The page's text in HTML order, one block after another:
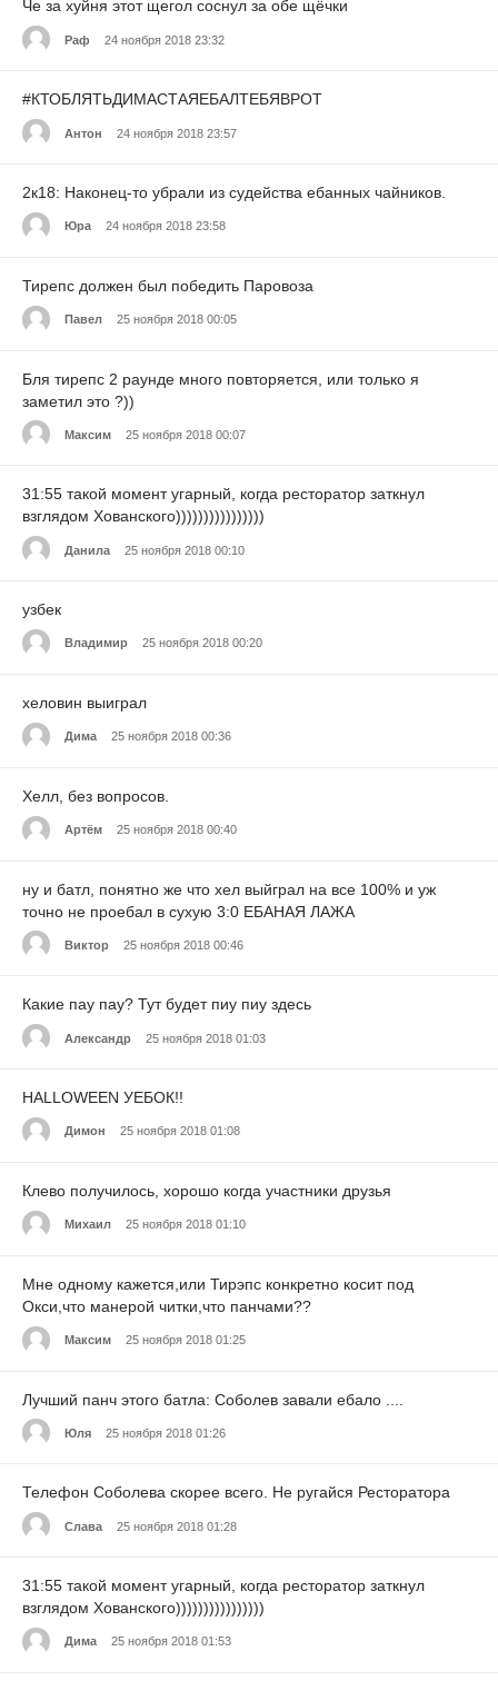
Че за хуйня этот щегол соснул за обе щёчки
Раф 24 ноября 2018 23:32
#КТОБЛЯТЬДИМАСТАЯЕБАЛТЕБЯВРОТ
Антон 24 ноября 2018 23:57
2к18: Наконец-то убрали из судейства ебанных чайников.
Юра 24 ноября 2018 23:58
Тирепс должен был победить Паровоза
Павел 25 ноября 2018 00:05
Бля тирепс 2 раунде много повторяется, или только я
заметил это ?))
Максим 25 ноября 2018 00:07
31:55 такой момент угарный, когда ресторатор заткнул
взглядом Хованского))))))))))))))))
Данила 25 ноября 2018 00:10
узбек
Владимир 25 ноября 2018 00:20
хеловин выиграл
Дима 25 ноября 2018 00:36
Хелл, без вопросов.
Артём 25 ноября 2018 00:40
ну и батл, понятно же что хел выйграл на все 100% и уж
точно не проебал в сухую 3:0 ЕБАНАЯ ЛАЖА
Виктор 25 ноября 2018 00:46
Какие пау пау? Тут будет пиу пиу здесь
Александр 25 ноября 2018 01:03
HALLOWEEN УЕБОК!!
Димон 25 ноября 2018 01:08
Клево получилось, хорошо когда участники друзья
Михаил 25 ноября 2018 01:10
Мне одному кажется,или Тирэпс конкретно косит под
Окси,что манерой читки,что панчами??
Максим 25 ноября 2018 01:25
Лучший панч этого батла: Соболев завали ебало ....
Юля 25 ноября 2018 01:26
Телефон Соболева скорее всего. Не ругайся Ресторатора
Слава 25 ноября 2018 01:28
31:55 такой момент угарный, когда ресторатор заткнул
взглядом Хованского))))))))))))))))
Дима 25 ноября 2018 01:53